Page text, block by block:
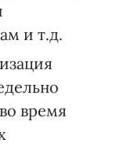
и т.д.
время